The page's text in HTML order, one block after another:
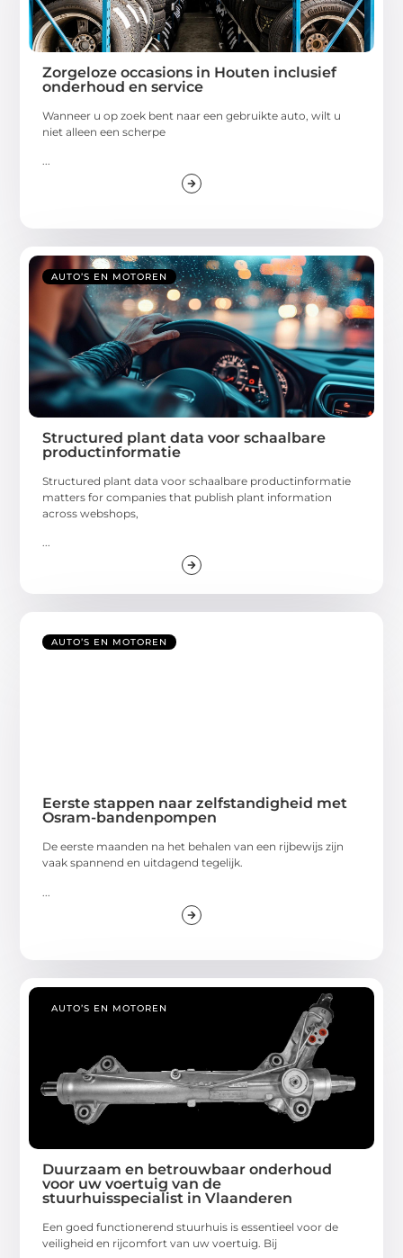
Zorgeloze occasions in Houten inclusief
onderhoud en service
Wanneer u op zoek bent naar een gebruikte auto, wilt u
niet alleen een scherpe
...
AUTO’S EN MOTOREN
Structured plant data voor schaalbare
productinformatie
Structured plant data voor schaalbare productinformatie
matters for companies that publish plant information
across webshops,
...
AUTO’S EN MOTOREN
Eerste stappen naar zelfstandigheid met
Osram-bandenpompen
De eerste maanden na het behalen van een rijbewijs zijn
vaak spannend en uitdagend tegelijk.
AUTO’S EN MOTOREN
Duurzaam en betrouwbaar onderhoud
voor uw voertuig van de
stuurhuisspecialist in Vlaanderen
Een goed functionerend stuurhuis is essentieel voor de
veiligheid en rijcomfort van uw voertuig. Bij